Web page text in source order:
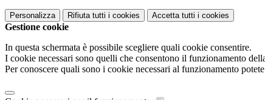
Personalizza Rifiuta tutti i cookies Accetta tutti i cookies
Gestione cookie
In questa schermata è possibile scegliere quali cookie consentire.
I cookie necessari sono quelli che consentono il funzionamento
Per conoscere quali sono i cookie necessari al funzionamento